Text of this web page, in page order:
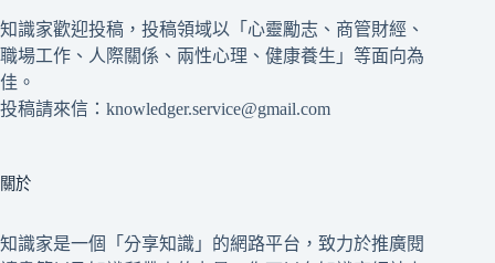
知識家歡迎投稿，投稿領域以「心靈勵志、商管財經、
職場工作、人際關係、兩性心理、健康養生」等面向為
佳。
投稿請來信：knowledger.service@gmail.com
關於
知識家是一個「分享知識」的網路平台，致力於推廣閱